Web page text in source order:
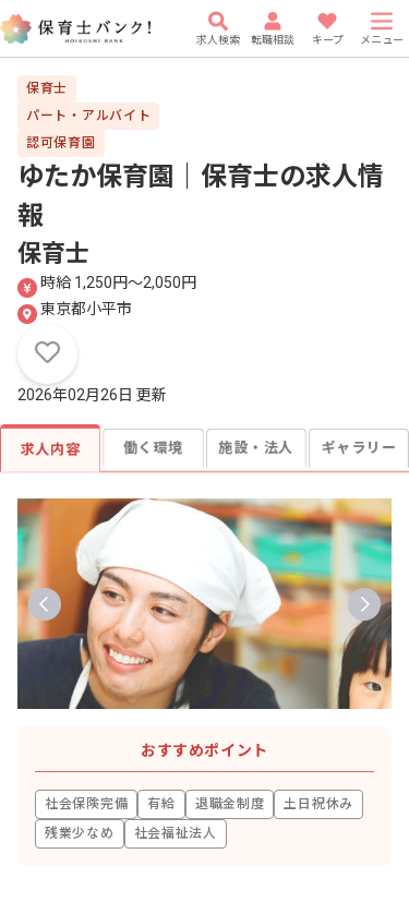
求人検索 転職相談 キープ メニュー
保育士
パート・アルバイト
認可保育園
ゆたか保育園｜保育士の求人情
報
保育士
時給 1,250円〜2,050円
東京都小平市
2026年02月26日 更新
求人内容 働く環境 施設・法人 ギャラリー
おすすめポイント
社会保険完備 有給 退職金制度
土日祝休み
残業少なめ
社会福祉法人